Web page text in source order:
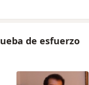
de esfuerzo